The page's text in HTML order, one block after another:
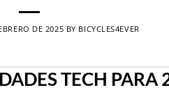
DE 2025 BY BICYCLES4EVER
TECH PARA